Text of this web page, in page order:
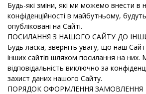
Будь-які зміни, які ми можемо внести в
конфіденційності в майбутньому,
опубліковані на Сайті.
ПОСИЛАННЯ З НАШОГО САЙТУ ДО
Будь ласка, зверніть увагу, що наш
інших сайтів шляхом посилання на них.
відповідальність виключно за
захист даних нашого Сайту.
ПОРЯДОК ОФОРМЛЕННЯ ЗАМОВЛЕННЯ